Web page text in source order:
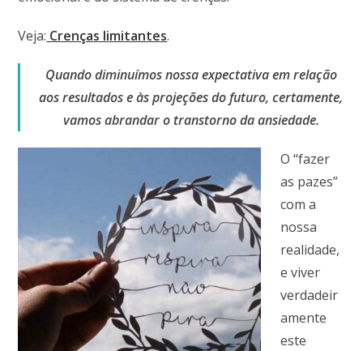
Veja: Crenças limitantes.
Quando diminuímos nossa expectativa em relação
aos resultados e às projeções do futuro, certamente,
vamos abrandar o transtorno da ansiedade.
O “fazer
as pazes”
com a
nossa
realidade,
e viver
verdadeir
amente
este